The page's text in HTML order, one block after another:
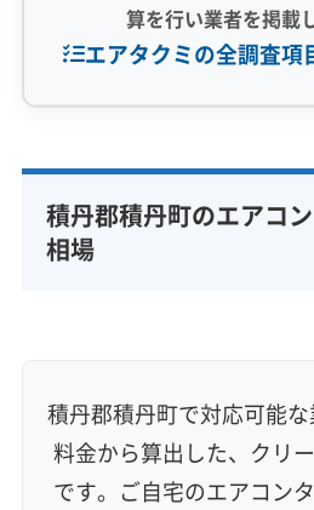
算を行い業者を掲載
エアタクミの全調査項
完全分解洗浄 部分クリーニング
資格保有スタッフ
エコ洗剤使用
アレルギー対策
地域密着型
フランチャイズ
利便性・サービス (12)
積丹郡積丹町のエアコ
相場
積丹郡積丹町で対応可能な
料金から算出した、クリ
です。ご自宅のエアコン